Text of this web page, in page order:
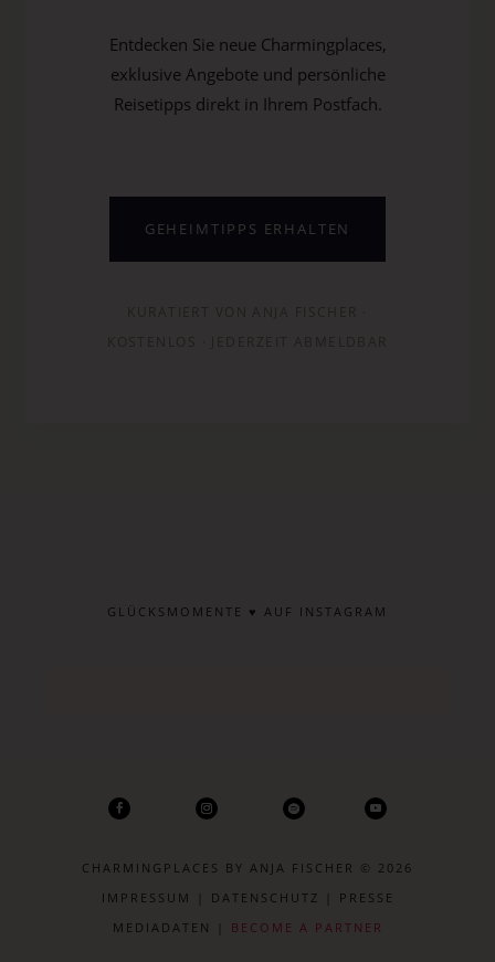
Entdecken Sie neue Charmingplaces,
exklusive Angebote und persönliche
Reisetipps direkt in Ihrem Postfach.
GEHEIMTIPPS ERHALTEN
GLÜCKSMOMENTE ♥ AUF INSTAGRAM
CHARMINGPLACES BY ANJA FISCHER © 2026
IMPRESSUM
DATENSCHUTZ
PRESSE
MEDIADATEN
BECOME A PARTNER